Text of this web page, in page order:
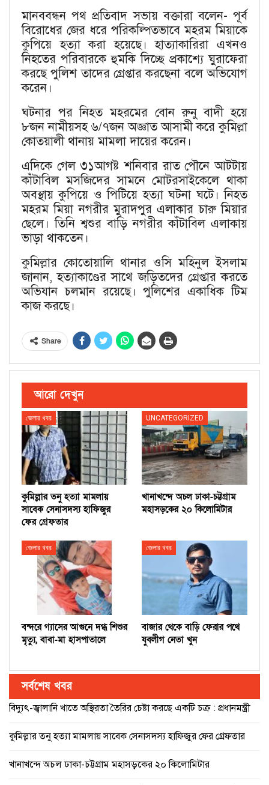
মানববন্ধন পথ প্রতিবাদ সভায় বক্তারা বলেন- পূর্ব
বিরোধের জের ধরে পরিকল্পিতভাবে মহরম মিয়াকে
কুপিয়ে হত্যা করা হয়েছে। হাত্যাকারিরা এখনও
নিহতের পরিবারকে হুমকি দিচ্ছে প্রকাশ্যে ঘুরাফেরা
করছে পুলিশ তাদের গ্রেপ্তার করছেনা বলে অভিযোগ
করেন।
ঘটনার পর নিহত মহরমের বোন রুনু বাদী হয়ে
৮জন নামীয়সহ ৬/৭জন অজ্ঞাত আসামী করে কুমিল্লা
কোতয়ালী থানায় মামলা দায়ের করেন।
এদিকে গেল ৩১আগষ্ট শনিবার রাত পৌনে আটটায়
কাঁটাবিল মসজিদের সামনে মোটরসাইকেলে থাকা
অবস্থায় কুপিয়ে ও পিটিয়ে হত্যা ঘটনা ঘটে। নিহত
মহরম মিয়া নগরীর মুরাদপুর এলাকার চারু মিয়ার
ছেলে। তিনি শ্বশুর বাড়ি নগরীর কাঁটাবিল এলাকায়
ভাড়া থাকতেন।
কুমিল্লার কোতোয়ালি থানার ওসি মহিনুল ইসলাম
জানান, হত্যাকাণ্ডের সাথে জড়িতদের গ্রেপ্তার করতে
অভিযান চলমান রয়েছে। পুলিশের একাধিক টিম
কাজ করছে।
Share
আরো দেখুন
জেলার খবর
কুমিল্লার তনু হত্যা মামলায়
সাবেক সেনাসদস্য হাফিজুর
ফের গ্রেফতার
UNCATEGORIZED
খানাখন্দে অচল ঢাকা-চট্টগ্রাম
মহাসড়কের ২০ কিলোমিটার
জেলার খবর
বন্দরে গ্যাসের আগুনে দগ্ধ শিশুর
মৃত্যু, বাবা-মা হাসপাতালে
জেলার খবর
বাজার থেকে বাড়ি ফেরার পথে
যুবলীগ নেতা খুন
সর্বশেষ খবর
বিদ্যুৎ-জ্বালানি খাতে অস্থিরতা তৈরির চেষ্টা করছে একটি চক্র : প্রধানমন্ত্রী
কুমিল্লার তনু হত্যা মামলায় সাবেক সেনাসদস্য হাফিজুর ফের গ্রেফতার
খানাখন্দে অচল ঢাকা-চট্টগ্রাম মহাসড়কের ২০ কিলোমিটার